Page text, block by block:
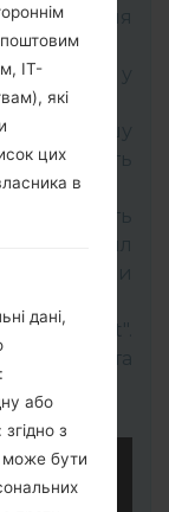
KDZ для
у
клавішу
підключіть
виберіть
"Start".
та
поштовим
ІТ-
які
цих
в
дані,
або
з
може бути